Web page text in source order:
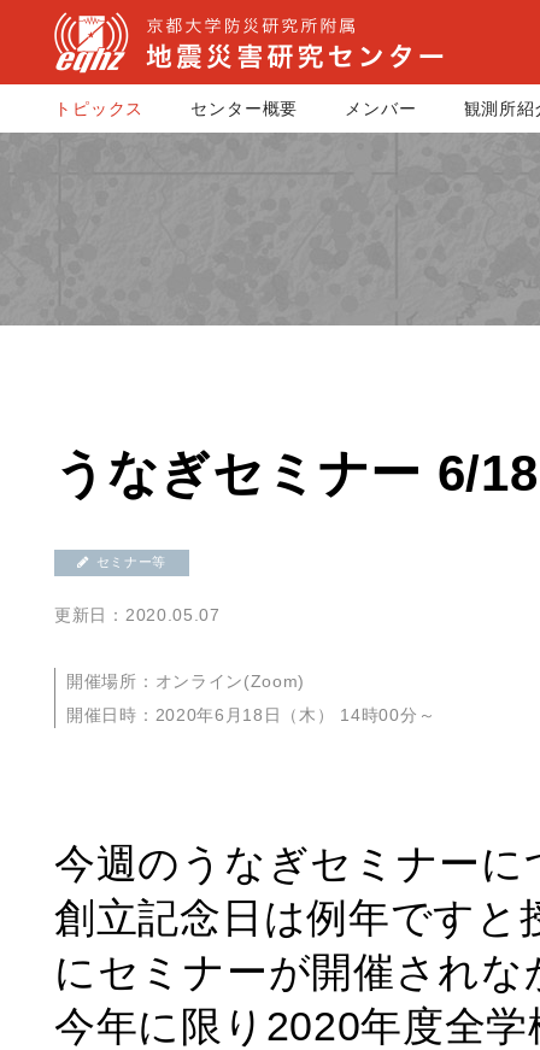
トピックス センター概要 メンバー 観測所紹
うなぎセミナー 6/18
セミナー等
更新日：2020.05.07
開催場所：オンライン(Zoom)
開催日時：2020年6月18日（木） 14時00分～
今週のうなぎセミナー
創立記念日は例年です
にセミナーが開催され
今年に限り2020年度全